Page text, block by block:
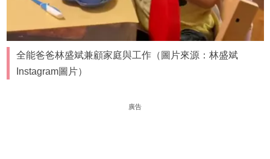
全能爸爸林盛斌兼顧家庭與工作（圖片來源：林盛斌
Instagram圖片）
廣告